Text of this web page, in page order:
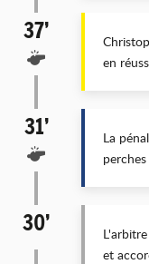
37’
en
31’
La
perches
30’
et